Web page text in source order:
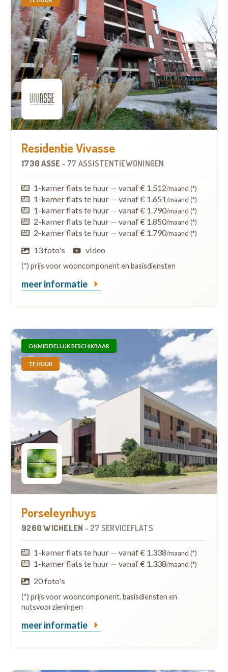
Residentie Vivasse
1730 ASSE - 77 ASSISTENTIEWONINGEN
1-kamer flats te huur — vanaf € 1.512/maand (*)
1-kamer flats te huur — vanaf € 1.651/maand (*)
1-kamer flats te huur — vanaf € 1.790/maand (*)
2-kamer flats te huur — vanaf € 1.850/maand (*)
2-kamer flats te huur — vanaf € 1.790/maand (*)
13 foto's video
(*) prijs voor wooncomponent en basisdiensten
meer informatie
ONMIDDELLIJK BESCHIKBAAR
TE HUUR
Porseleynhuys
9260 WICHELEN - 27 SERVICEFLATS
1-kamer flats te huur — vanaf € 1.338/maand (*)
1-kamer flats te huur — vanaf € 1.338/maand (*)
20 foto's
(*) prijs voor wooncomponent, basisdiensten en
nutsvoorzieningen
meer informatie